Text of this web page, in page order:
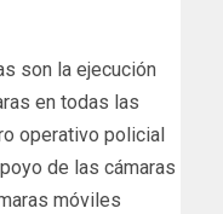
son la ejecución
en todas las
operativo policial
de las cámaras
móviles